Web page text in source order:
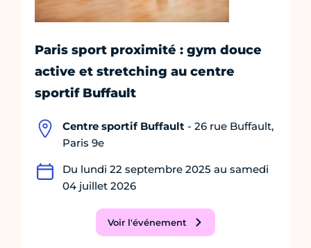
Paris sport proximité : gym douce
active et stretching au centre
sportif Buffault
Centre sportif Buffault - 26 rue Buffault,
Paris 9e
Du lundi 22 septembre 2025 au samedi
04 juillet 2026
Voir l'événement